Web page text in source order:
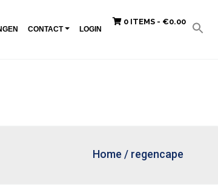
CONTACT LOGIN
0 ITEMS - €0.00
Home / regencape